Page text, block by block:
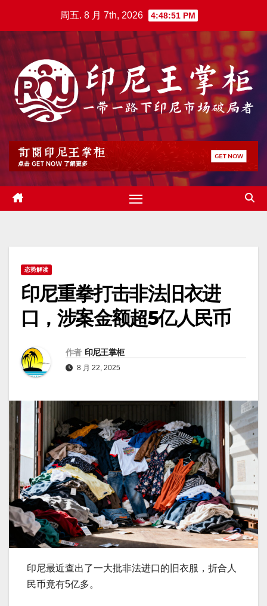
周五. 8 月 7th, 2026 4:48:52 PM
态势解读
印尼重拳打击非法旧衣进
口，涉案金额超5亿人民币
作者 印尼王掌柜
8 月 22, 2025
印尼最近查出了一大批非法进口的旧衣服，折合人
民币竟有5亿多。